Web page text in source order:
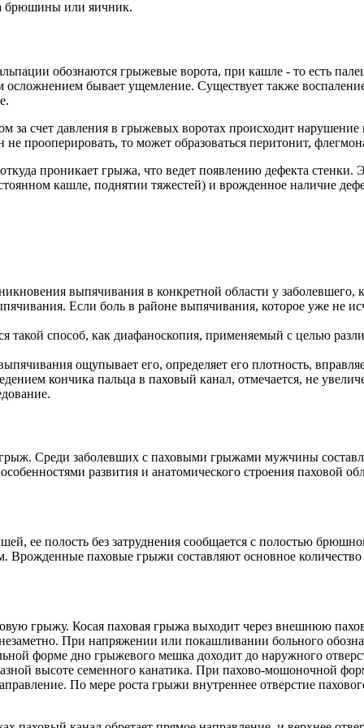
брюшины или яичник.
обознаются грыжевые ворота, при кашле - то есть
бывает ущемление. Существует также
счет давления в грыжевых воротах происходит
прооперировать, то может образоваться перитонит,
проникает грыжа, что ведет появлению дефекта
кашле, поднятии тяжестей) и врожденное наличие
выпячивания в конкретной области у заболевшего,
Если боль в районе выпячивания, которое уже не
такой способ, как диафаноскопия, применяемый с целью
ощупывает его, определяет его плотность,
кончика пальца в паховый канал, отмечается, не
Среди заболевших с паховыми грыжами мужчины
развития и анатомического строения
ее полость без затруднения сообщается с полостью
паховые грыжи составляют основное
грыжу. Косая паховая грыжа выходит через внешнюю
При напряжении или покашливании больного
форме дно грыжевого мешка доходит до наружного
высоте семенного канатика. При пахово-мошоночной
По мере роста грыжи внутреннее отверстие